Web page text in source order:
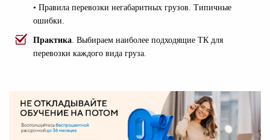
• Правила перевозки негабаритных грузов. Типичные
ошибки.
Практика. Выбираем наиболее подходящие ТК для
перевозки каждого вида груза.